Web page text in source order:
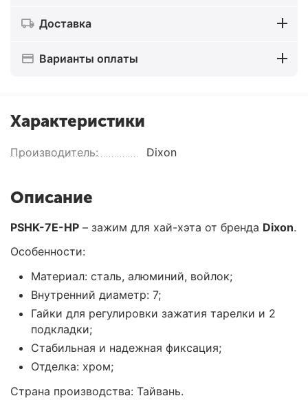
Доставка
Варианты оплаты
Характеристики
Производитель: Dixon
Описание
PSHK-7E-HP – зажим для хай-хэта от бренда Dixon.
Особенности:
Материал: сталь, алюминий, войлок;
Внутренний диаметр: 7;
Гайки для регулировки зажатия тарелки и 2
подкладки;
Стабильная и надежная фиксация;
Отделка: хром;
Страна производства: Тайвань.